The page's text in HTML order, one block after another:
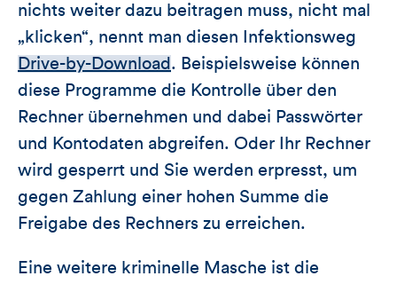
nichts weiter dazu beitragen muss, nicht mal
„klicken“, nennt man diesen Infektionsweg
Drive-by-Download . Beispielsweise können
diese Programme die Kontrolle über den
Rechner übernehmen und dabei Passwörter
und Kontodaten abgreifen. Oder Ihr Rechner
wird gesperrt und Sie werden erpresst, um
gegen Zahlung einer hohen Summe die
Freigabe des Rechners zu erreichen.
Eine weitere kriminelle Masche ist die